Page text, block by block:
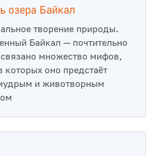
озера Байкал
творение природы.
Байкал — почтительно
множество мифов,
которых оно предстаёт
и животворным